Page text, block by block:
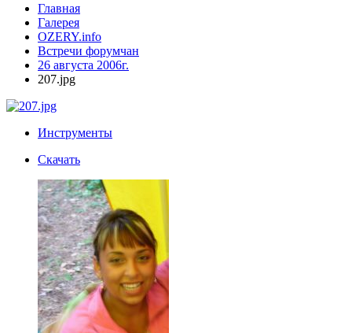
Главная
Галерея
OZERY.info
Встречи форумчан
26 августа 2006г.
207.jpg
Инструменты
Скачать